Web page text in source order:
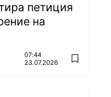
петиция
на
07:44
23.07.2026
add